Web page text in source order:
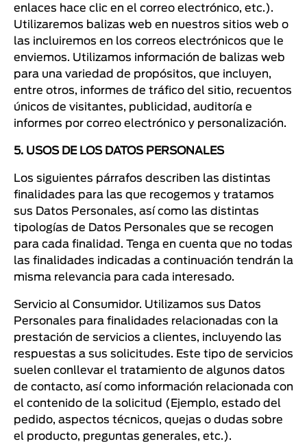
enlaces hace clic en el correo electrónico, etc.).
Utilizaremos balizas web en nuestros sitios web o
las incluiremos en los correos electrónicos que le
enviemos. Utilizamos información de balizas web
para una variedad de propósitos, que incluyen,
entre otros, informes de tráfico del sitio, recuentos
únicos de visitantes, publicidad, auditoría e
informes por correo electrónico y personalización.
5. USOS DE LOS DATOS PERSONALES
Los siguientes párrafos describen las distintas
finalidades para las que recogemos y tratamos
sus Datos Personales, así como las distintas
tipologías de Datos Personales que se recogen
para cada finalidad. Tenga en cuenta que no todas
las finalidades indicadas a continuación tendrán la
misma relevancia para cada interesado.
Servicio al Consumidor. Utilizamos sus Datos
Personales para finalidades relacionadas con la
prestación de servicios a clientes, incluyendo las
respuestas a sus solicitudes. Este tipo de servicios
suelen conllevar el tratamiento de algunos datos
de contacto, así como información relacionada con
el contenido de la solicitud (Ejemplo, estado del
pedido, aspectos técnicos, quejas o dudas sobre
el producto, preguntas generales, etc.).